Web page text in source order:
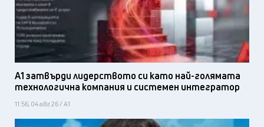
А1 затвърди лидерството си като най-голямата
технологична компания и системен интегратор
11:56, 04 авг 26 / А1